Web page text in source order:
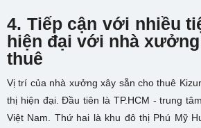
4. Tiếp cận với nhiều
hiện đại với nhà
thuê
Vị trí của nhà xưởng xây sẵn cho thuê
thị hiện đại. Đầu tiên là TP.HCM - trung
Việt Nam. Thứ hai là khu đô thị Phú Mỹ